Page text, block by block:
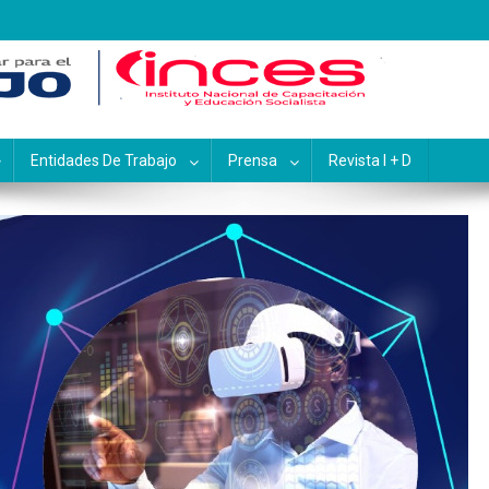
y Educación
Entidades De Trabajo Prensa Revista I + D